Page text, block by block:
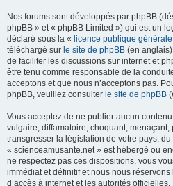
Nos forums sont développés par phpBB
phpBB » et « phpBB Limited ») qui est un
déclaré sous la « licence publique
téléchargé sur le site de phpBB (en
de faciliter les discussions sur internet et
être tenu comme responsable de la
acceptons et que nous n’acceptons pas.
phpBB, veuillez consulter le site de phpBB
Vous acceptez de ne publier aucun
vulgaire, diffamatoire, choquant,
transgresser la législation de votre pays,
« scienceamusante.net » est hébergé ou
ne respectez pas ces dispositions, vous
immédiat et définitif et nous nous
d’accès à internet et les autorités